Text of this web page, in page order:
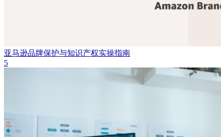
亚马逊品牌保护与知识产权实操指南
5